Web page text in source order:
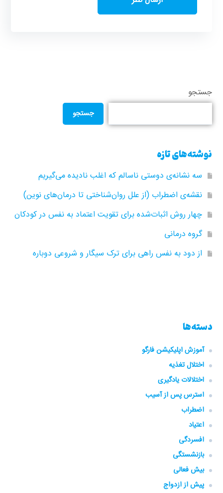
جستجو
جستجو
نوشته‌های تازه
سه نشانه‌ی دوستی ناسالم که اغلب نادیده می‌گیریم
نقشه‌ی اضطراب (از علل روان‌شناختی تا درمان‌های نوین)
چهار روش اثبات‌شده برای تقویت اعتماد به نفس در کودکان
گروه‌ درمانی
از دود به نفس راهی برای ترک سیگار و شروعی دوباره
دسته‌ها
آموزش اپلیکیشن فارگو
اختلال تغذیه
اختلالات یادگیری
استرس پس از آسیب
اضطراب
اعتیاد
افسردگی
بازنشستگی
بیش فعالی
پیش از ازدواج